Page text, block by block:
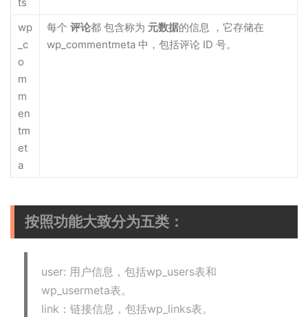
ts
wp
_c
o
m
m
en
tm
et
a
每个 评论都 包含称为 元数据的信息 ，它存储在
wp_commentmeta 中，包括评论 ID 号。
按照功能大致分为五类：
user: 用户信息，包括wp_users表和
wp_usermeta表。
link：链接信息，包括wp_links表。